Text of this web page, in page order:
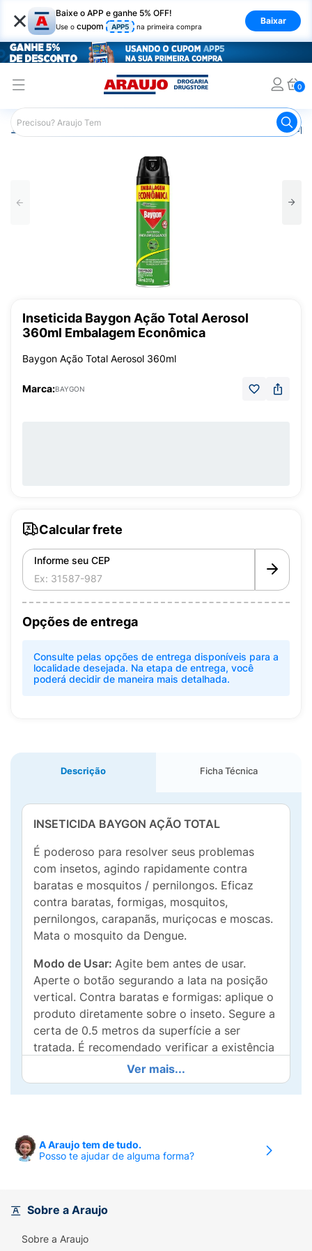
× Baixe o APP e ganhe 5% OFF!
Use o cupom APP5 na primeira compra
Baixar
0
Araujo Mercado Inseticidas e
Inseticida Baygon Ação Total Aerosol
360ml Embalagem Econômica
Baygon Ação Total Aerosol 360ml
Marca:BAYGON
Calcular frete
Informe seu CEP
Opções de entrega
Consulte pelas opções de entrega disponíveis para a
localidade desejada. Na etapa de entrega, você
poderá decidir de maneira mais detalhada.
Descrição Ficha Técnica
INSETICIDA BAYGON AÇÃO TOTAL
É poderoso para resolver seus problemas
com insetos, agindo rapidamente contra
baratas e mosquitos / pernilongos. Eficaz
contra baratas, formigas, mosquitos,
pernilongos, carapanãs, muriçocas e moscas.
Mata o mosquito da Dengue.
Modo de Usar: Agite bem antes de usar.
Aperte o botão segurando a lata na posição
vertical. Contra baratas e formigas: aplique o
produto diretamente sobre o inseto. Segure a
certa de 0.5 metros da superfície a ser
tratada. É recomendado verificar a existência
de superfícies que podem ser manchadas ou
danificadas antes do tratamento completo
contra moscas, mosquitos e pernilongos:
por 7 a 9 segundos em todas as direções,
para uma área de 10m². Mantenha o spray a 1
Não permanecer na área tratada.
rápida, pode-se aplicar o produto
Ver mais...
A Araujo tem de tudo.
Posso te ajudar de alguma forma?
Sobre a Araujo
Sobre a Araujo